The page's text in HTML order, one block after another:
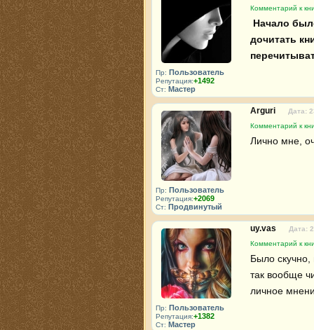
Пр: Пользователь
Репутация:+1492
Ст: Мастер
Комментарий к
дочитать
Пр: Пользователь
Репутация:+2069
Ст: Продвинутый
Arguri
Дата:
Комментарий к
Лично мне,
Пр: Пользователь
Репутация:+1382
Ст: Мастер
uy.vas
Дата:
Комментарий к
Было скучно,
так вообще
личное